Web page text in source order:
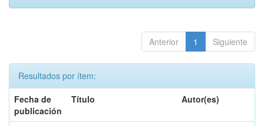
Anterior 1 Siguiente
Resultados por ítem:
Fecha de
publicación
Título Autor(es)